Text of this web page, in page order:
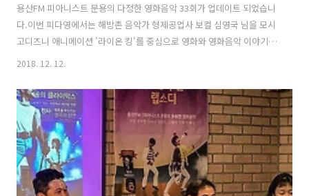
용산FM 피아니스트 문용의 다정한 영화음악 33회가 업데이트 되었습니
다.이번 피다영에서는 해방촌 음악가 형제공업사 보컬 심영국 님을 모시
고디즈니 애니메이션 '라이온 킹'를 중심으로 영화와 영화음악 이야기를
https://www.podty.me/episode/14229944 팟빵:
http://www.podbbang.com/ch/7604?e=22791665
2018. 12. 12.